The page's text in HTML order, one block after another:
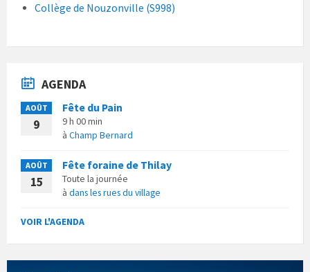
Collège de Nouzonville (S998)
AGENDA
AOÛT
9
Fête du Pain
9 h 00 min
à Champ Bernard
AOÛT
15
Fête foraine de Thilay
Toute la journée
à dans les rues du village
VOIR L'AGENDA